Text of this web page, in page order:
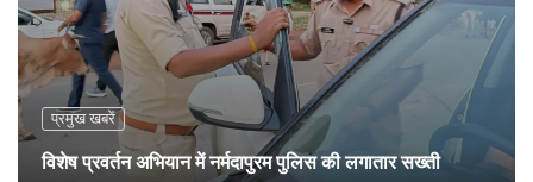
प्रमुख खबरें
विशेष प्रवर्तन अभियान में नर्मदापुरम पुलिस की लगातार सख्ती